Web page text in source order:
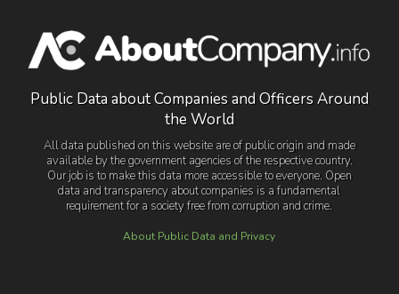
Public Data about Companies and Officers Around
the World
All data published on this website are of public origin and made
available by the government agencies of the respective country.
Our job is to make this data more accessible to everyone. Open
data and transparency about companies is a fundamental
requirement for a society free from corruption and crime.
About Public Data and Privacy